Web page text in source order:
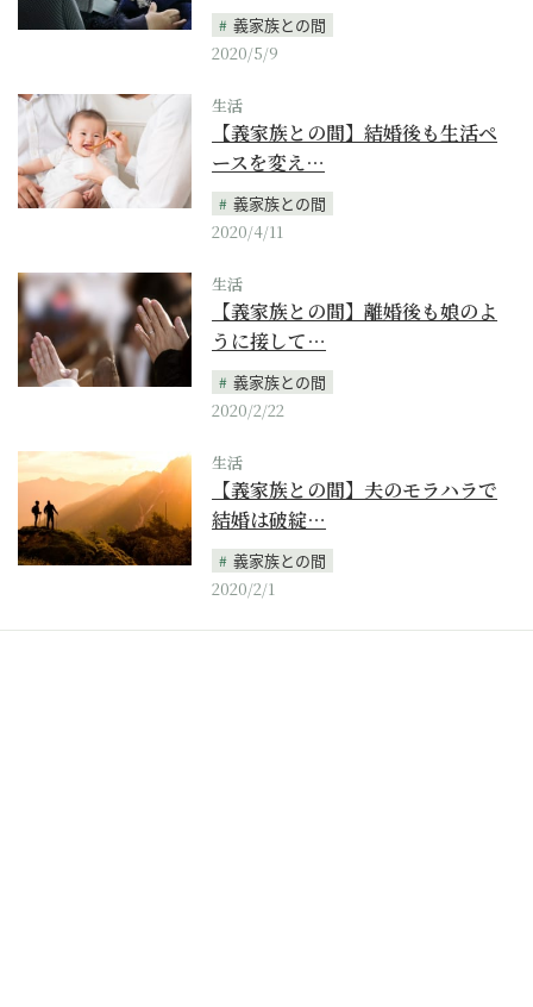
義家族との間
2020/5/9
生活
【義家族との間】結婚後も生活ペ
ースを変え…
義家族との間
2020/4/11
生活
【義家族との間】離婚後も娘のよ
うに接して…
義家族との間
2020/2/22
生活
【義家族との間】夫のモラハラで
結婚は破綻…
義家族との間
2020/2/1